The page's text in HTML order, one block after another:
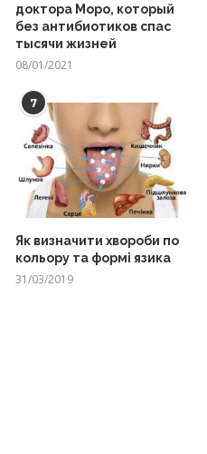
доктора Моро, который
без антибиотиков спас
тысячи жизней
08/01/2021
7
Як визначити хвороби по
кольору та формі язика
31/03/2019